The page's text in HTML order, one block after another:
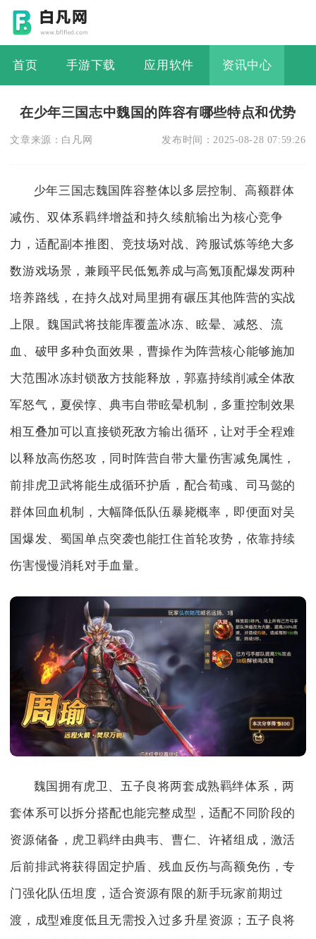
首页 手游下载 应用软件 资讯中心
在少年三国志中魏国的阵容有哪些特点和优势
文章来源： 白凡网 发布时间： 2025-08-28 07:59:26
少年三国志魏国阵容整体以多层控制、高额群体
减伤、双体系羁绊增益和持久续航输出为核心竞争
力，适配副本推图、竞技场对战、跨服试炼等绝大多
数游戏场景，兼顾平民低氪养成与高氪顶配爆发两种
培养路线，在持久战对局里拥有碾压其他阵营的实战
上限。魏国武将技能库覆盖冰冻、眩晕、减怒、流
血、破甲多种负面效果，曹操作为阵营核心能够施加
大范围冰冻封锁敌方技能释放，郭嘉持续削减全体敌
军怒气，夏侯惇、典韦自带眩晕机制，多重控制效果
相互叠加可以直接锁死敌方输出循环，让对手全程难
以释放高伤怒攻，同时阵营自带大量伤害减免属性，
前排虎卫武将能生成循环护盾，配合荀彧、司马懿的
群体回血机制，大幅降低队伍暴毙概率，即便面对吴
国爆发、蜀国单点突袭也能扛住首轮攻势，依靠持续
伤害慢慢消耗对手血量。
魏国拥有虎卫、五子良将两套成熟羁绊体系，两
套体系可以拆分搭配也能完整成型，适配不同阶段的
资源储备，虎卫羁绊由典韦、曹仁、许褚组成，激活
后前排武将获得固定护盾、残血反伤与高额免伤，专
门强化队伍坦度，适合资源有限的新手玩家前期过
渡，成型难度低且无需投入过多升星资源；五子良将